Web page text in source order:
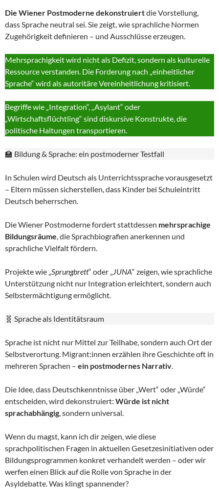
Die Wiener Postmoderne dekonstruiertdie Vorstellung,
dass Sprache neutral sei. Sie zeigt, wie sprachliche Normen
Zugehörigkeit definieren – und Ausschlüsse erzeugen.
Mehrsprachigkeit wird nicht als Defizit, sondern als kulturelle
Ressource verstanden. Die Forderung nach „einheitlicher
Sprache“ wird als autoritäre Vereinheitlichung kritisiert.
Begriffe wie „Integration“, „Asylant“ oder
„Wirtschaftsflüchtling“ sind diskursive Konstrukte, die
politische Haltungen transportieren.
🏫 Bildung & Sprache: ein postmoderner Testfall
In Schulen wird Deutsch als Unterrichtssprache vorausgesetzt
– Eltern müssen sicherstellen, dass Kinder bei Schuleintritt
Deutsch beherrschen.
Die Wiener Postmoderne fordert stattdessen mehrsprachige
Bildungsräume, die Sprachbiografien anerkennen und
sprachliche Vielfalt fördern.
Projekte wie „Sprungbrett“ oder „JUNA“ zeigen, wie sprachliche
Unterstützung nicht nur Integration erleichtert, sondern auch
Selbstermächtigung ermöglicht.
🧬 Sprache als Identitätsraum
Sprache ist nicht nur Mittel zur Teilhabe, sondern auch Ort der
Selbstverortung. Migrant:innen erzählen ihre Geschichte oft in
mehreren Sprachen – ein postmodernes Narrativ.
Die Idee, dass Deutschkenntnisse über „Wert“ oder „Würde“
entscheiden, wird dekonstruiert: Würde ist nicht
sprachabhängig, sondern universal.
Wenn du magst, kann ich dir zeigen, wie diese
sprachpolitischen Fragen in aktuellen Gesetzesinitiativen oder
Bildungsprogrammen konkret verhandelt werden – oder wir
werfen einen Blick auf die Rolle von Sprache in der
Asyldebatte. Was klingt spannender?